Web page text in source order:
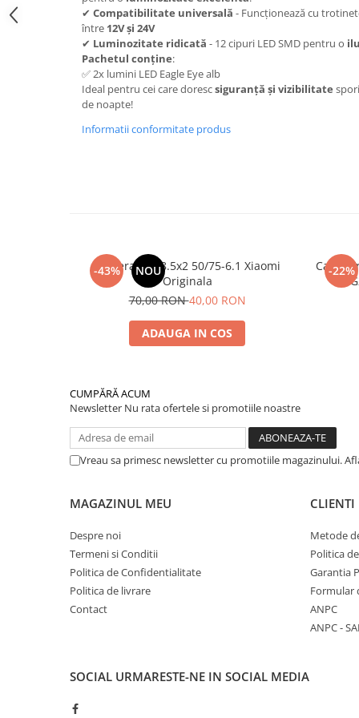
trotinete-electrice
https://www.doctortrotineta.ro/cauciucuri-
cauciucuri-bicicleta
Camere bicicleta
Cauciucuri bicicleta
Anvelope și Camere Utilaje
https://www.doctortrotineta.ro/plata-
✔ Compatibilitate universală - Funcționează cu
între 12V și 24V
✔ Luminozitate ridicată - 12 cipuri LED SMD pentru o
Pachetul conține:
✅ 2x lumini LED Eagle Eye alb
Ideal pentru cei care dorescsiguranță și vizibilitate
de noapte!
Informatii conformitate produs
-43% NOU
Camera Aer 8.5x2 50/75-6.1 Xiaomi
Originala
70,00 RON40,00 RON
ADAUGA IN COS
-22%
Cablu
CUMPĂRĂ ACUM
Newsletter Nu rata ofertele si promotiile noastre
Vreau sa primesc newsletter cu promotiile magazinului.
MAGAZINUL MEU
Despre noi
Termeni si Conditii
Politica de Confidentialitate
Politica de livrare
Contact
CLIENTI
Metode
Politica
Garantia
Formular
ANPC
ANPC -
SOCIAL URMARESTE-NE IN SOCIAL MEDIA